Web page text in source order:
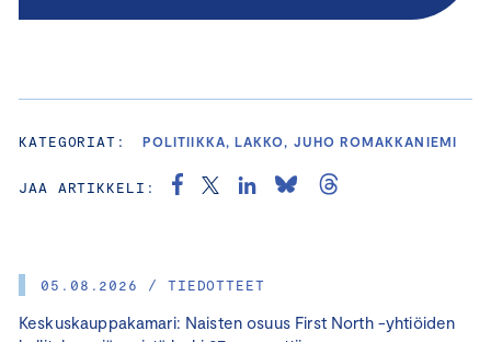
05.08.2026 / TIEDOTTEET
Keskuskauppakamari: Naisten osuus First North -yhtiöiden
KATEGORIAT: POLITIIKKA, LAKKO, JUHO ROMAKKANIEMI
JAA ARTIKKELI: